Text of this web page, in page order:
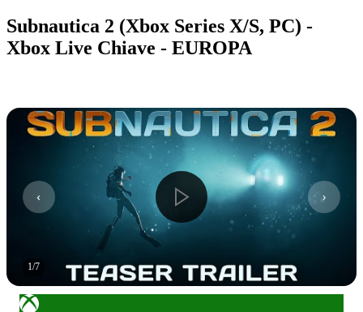
Subnautica 2 (Xbox Series X/S, PC) -
Xbox Live Chiave - EUROPA
1/7